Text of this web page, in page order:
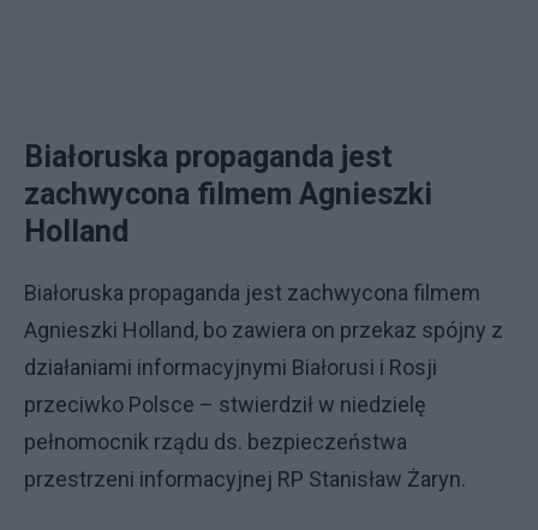
Białoruska propaganda jest
zachwycona filmem Agnieszki
Holland
Białoruska propaganda jest zachwycona filmem
Agnieszki Holland, bo zawiera on przekaz spójny z
działaniami informacyjnymi Białorusi i Rosji
przeciwko Polsce – stwierdził w niedzielę
pełnomocnik rządu ds. bezpieczeństwa
przestrzeni informacyjnej RP Stanisław Żaryn.